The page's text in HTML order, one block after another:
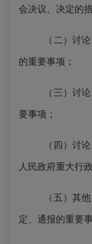
会决议、决定的
（二）讨
的重要事项；
（三）讨
要事项；
（四）讨
人民政府重大行
（五）其
定、通报的重要事